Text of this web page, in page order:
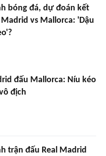
bóng đá, dự đoán kết
Madrid vs Mallorca: 'Dậu
đấu Mallorca: Níu kéo
địch
trận đấu Real Madrid